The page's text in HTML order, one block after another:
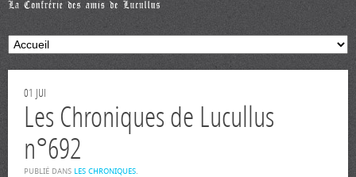
01 JUI
Les Chroniques de Lucullus
n°692
PUBLIÉ DANS LES CHRONIQUES.